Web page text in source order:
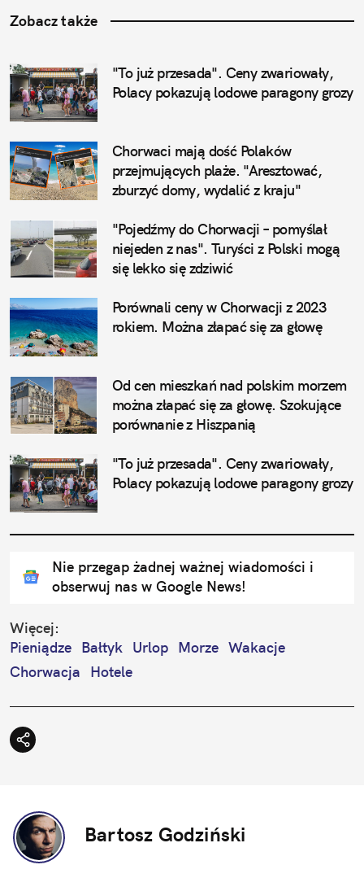
Zobacz także
"To już przesada". Ceny zwariowały,
Polacy pokazują lodowe paragony grozy
Chorwaci mają dość Polaków
przejmujących plaże. "Aresztować,
zburzyć domy, wydalić z kraju"
"Pojedźmy do Chorwacji – pomyślał
niejeden z nas". Turyści z Polski mogą
się lekko się zdziwić
Porównali ceny w Chorwacji z 2023
rokiem. Można złapać się za głowę
Od cen mieszkań nad polskim morzem
można złapać się za głowę. Szokujące
porównanie z Hiszpanią
"To już przesada". Ceny zwariowały,
Polacy pokazują lodowe paragony grozy
Nie przegap żadnej ważnej wiadomości i
obserwuj nas w Google News!
Więcej:
Pieniądze Bałtyk Urlop Morze Wakacje
Chorwacja
Hotele
Bartosz Godziński